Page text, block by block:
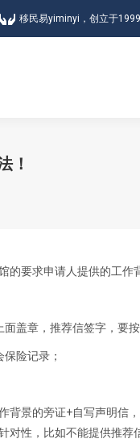
移民易yiminyi，创立于1999
！
的要求申请人提供的工作
盖章，推荐信签字，要
险记录；
背景的旁证+自写声明信
性，比如不能提供推